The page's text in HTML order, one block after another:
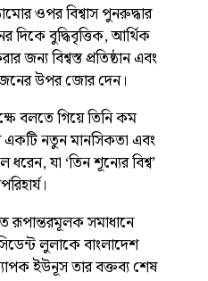
ওপর বিশ্বাস পুনরুদ্ধার
দিকে বুদ্ধিবৃত্তিক, আর্থিক
জন্য বিশ্বস্ত প্রতিষ্ঠান এবং
উপর জোর দেন।
বলতে গিয়ে তিনি কম
একটি নতুন মানসিকতা এবং
যা ‘তিন শূন্যের বিশ্ব’
রূপান্তরমূলক সমাধানে
লুলাকে বাংলাদেশ
ইউনূস তার বক্তব্য শেষ